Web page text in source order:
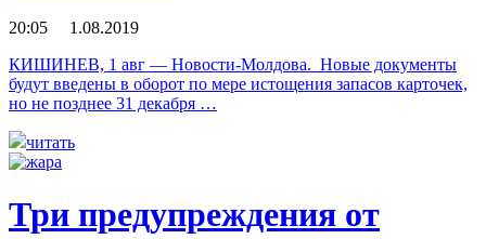
20:05 1.08.2019
КИШИНЕВ, 1 авг — Новости-Молдова. Новые документы
будут введены в оборот по мере истощения запасов карточек,
но не позднее 31 декабря …
читать
Три предупреждения от